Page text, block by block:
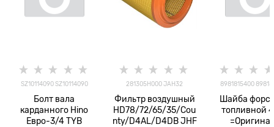
SZ10114090 SZ10114090
Болт вала
карданного Hino
Евро-3/4 TYB
281305H000 JAH32
Фильтр воздушный
HD78/72/65/35/Cou
nty/D4AL/D4DB JHF
8981815400
Шайба
топливной